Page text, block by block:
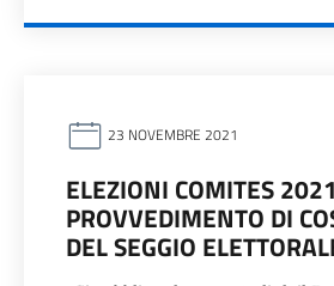
23 NOVEMBRE 2021
ELEZIONI COMITES
PROVVEDIMENTO DI
DEL SEGGIO